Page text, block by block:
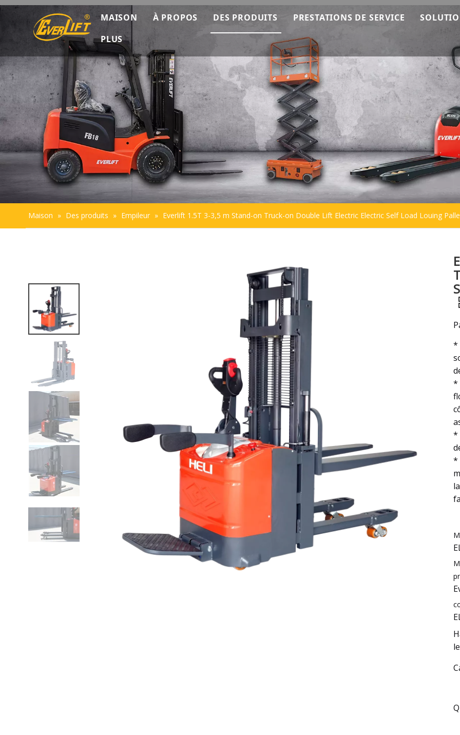
MAISON À PROPOS
Découverte comment ça marche
Données marketing
Présentation de l'équipe
Durabilité
DES PRODUITS
Machines EverLIFT
Empileur EverLIFT
Chariot élévateur EverLIFT
Transpalette EverLIFT
Empileur
Transpalette
Plateforme de travail
Chariot élévateur
Attachement et pièces de chariot élévateur
PRESTATIONS DE SERVICE
Service OEM
Service après-vente
Consultation technique
PLUS
Maison » Des produits » Empileur » Everlift 1.5T 3-3,5 m Stand-on Truck-on Double Lift Electric Electric Self Load Louing
*
*
*
*